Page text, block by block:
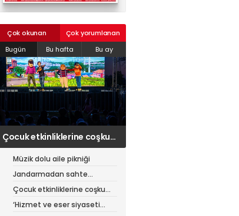
Çok okunan
Çok yorumlanan
Bugün
Bu hafta Bu ay
‘Hizmet ve eser siyaseti
yapıyoruz’
Müzik dolu aile pikniği
Jandarmadan sahte
çantacılara darbe
Çocuk etkinliklerine coşku
dolu final
‘Hizmet ve eser siyaseti